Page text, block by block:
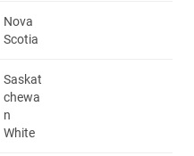
Nova
Scotia
Saskat
chewa
n
White